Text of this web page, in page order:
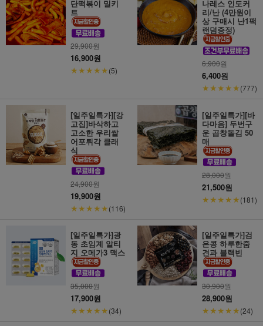
단떡볶이 밀키
트
29,900원
16,900원
★★★★★(5)
나레스 인도커
리/난 (4만원이
상 구매시 난1팩
랜덤증정)
6,900원
6,400원
★★★★★(777)
[일주일특가][강
고집]바삭하고
고소한 우리쌀
어포튀각 클래
식
24,900원
19,900원
★★★★★(116)
[일주일특가][바
다마음] 두번구
운 곱창돌김 50
매
28,000원
21,500원
★★★★★(181)
[일주일특가]광
동 초임계 알티
지 오메가3 맥스
35,000원
17,900원
★★★★★(34)
[일주일특가]검
은콩 하루한줌
견과 블랙빈
30,900원
28,900원
★★★★★(24)